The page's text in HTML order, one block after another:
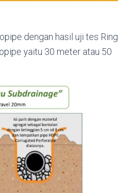
dengan hasil uji tes Ring
yaitu 30 meter atau 50